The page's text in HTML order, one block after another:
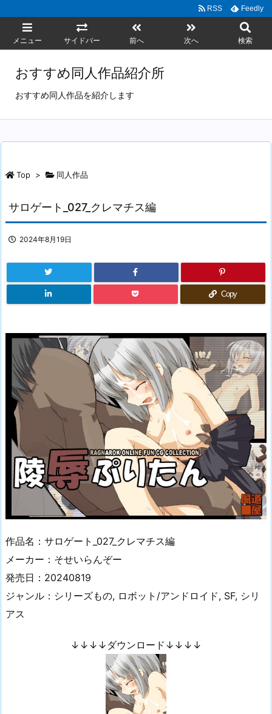
メニュー サイドバー 前へ 次へ 検索
RSS Feedly
おすすめ同人作品紹介所
おすすめ同人作品を紹介します
Top > 同人作品
サロゲート_027_クレマチス編
2024年8月19日
Copy
作品名：サロゲート_027_クレマチス編
メーカー：そせいらんぞー
発売日：20240819
ジャンル：シリーズもの, ロボット/アンドロイド, SF, シリ
アス
↓↓↓↓ダウンロード↓↓↓↓